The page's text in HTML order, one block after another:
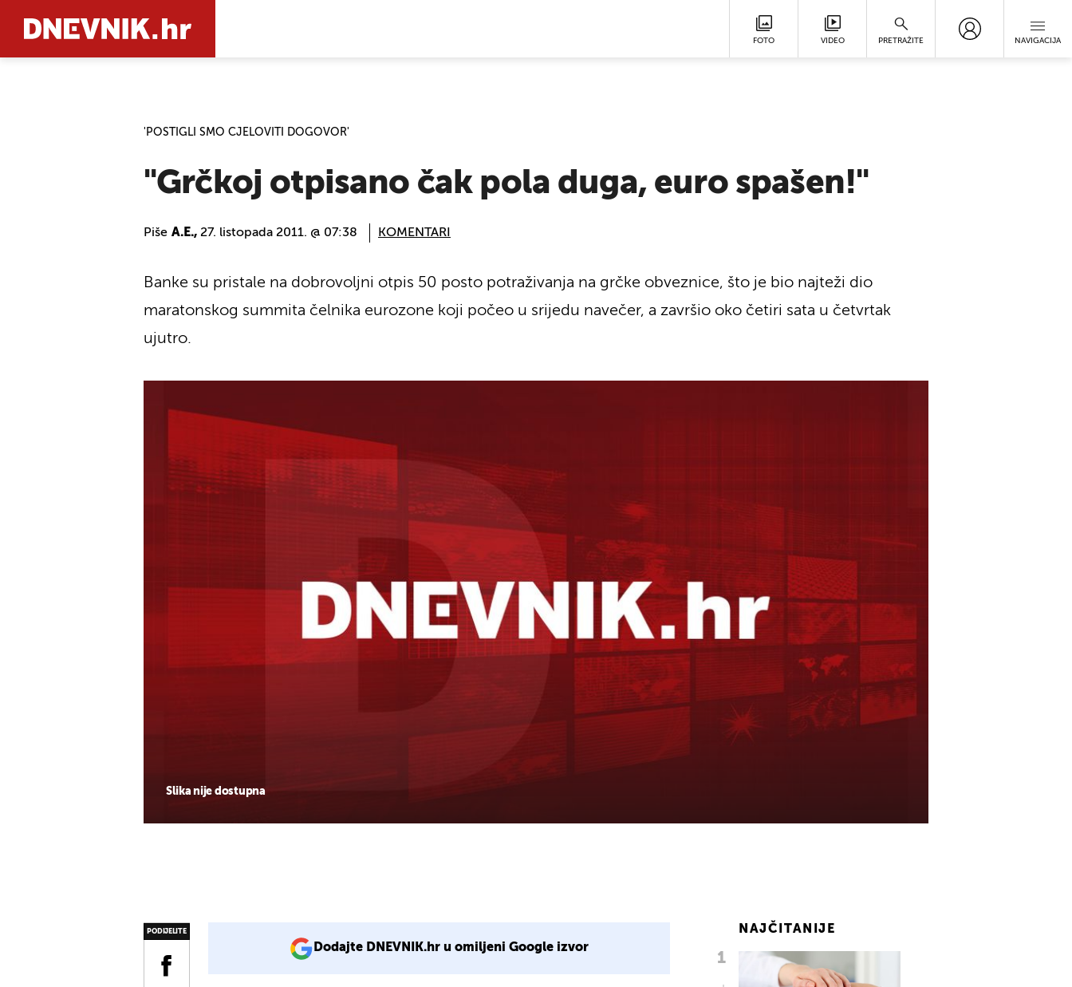
FOTO VIDEO PRETRAŽITE NAVIGACIJA
'POSTIGLI SMO CJELOVITI DOGOVOR'
"Grčkoj otpisano čak pola duga, euro spašen!"
Piše A.E., 27. listopada 2011. @ 07:38 KOMENTARI
Slika nije dostupna
Banke su pristale na dobrovoljni otpis 50 posto potraživanja na grčke obveznice, što je bio najteži dio
maratonskog summita čelnika eurozone koji počeo u srijedu navečer, a završio oko četiri sata u četvrtak
ujutro.
PODIJELITE
Dodajte DNEVNIK.hr u omiljeni Google izvor
NAJČITANIJE